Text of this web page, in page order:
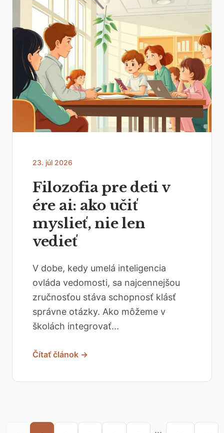
23. júl 2026
Filozofia pre deti v
ére ai: ako učiť
myslieť, nie len
vedieť
V dobe, kedy umelá inteligencia
ovláda vedomosti, sa najcennejšou
zručnosťou stáva schopnosť klásť
správne otázky. Ako môžeme v
školách integrovať...
Čítať článok →
...